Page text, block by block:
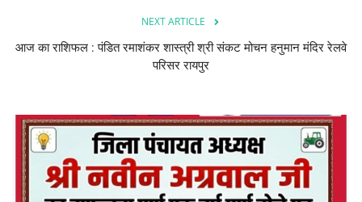
NEXT ARTICLE
आज का राशिफल : पंडित रमाशंकर शास्त्री श्री संकट मोचन हनुमान मंदिर रेलवे
परिसर रायपुर